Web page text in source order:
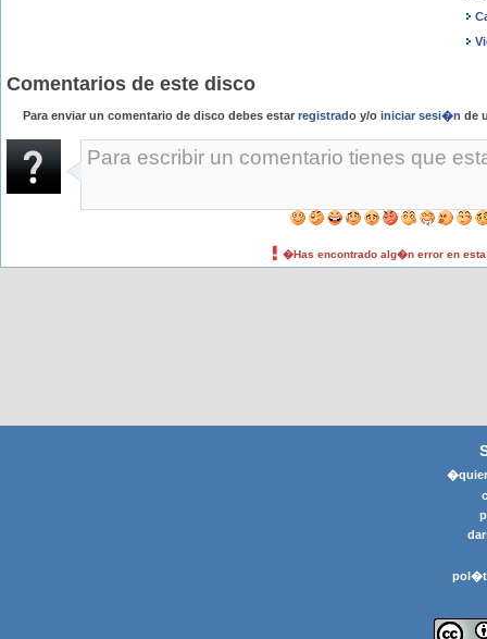
Comentarios de este disco
Para enviar un comentario de disco debes estar registrado y/o iniciar sesi�n de
�Has encontrado alg�n error en